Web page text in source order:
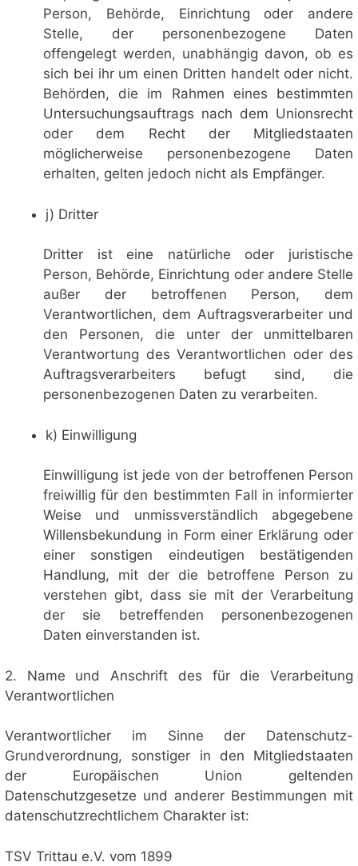
Person, Behörde, Einrichtung oder andere
Stelle, der personenbezogene Daten
offengelegt werden, unabhängig davon, ob es
sich bei ihr um einen Dritten handelt oder nicht.
Behörden, die im Rahmen eines bestimmten
Untersuchungsauftrags nach dem Unionsrecht
oder dem Recht der Mitgliedstaaten
möglicherweise personenbezogene Daten
erhalten, gelten jedoch nicht als Empfänger.
j) Dritter
Dritter ist eine natürliche oder juristische
Person, Behörde, Einrichtung oder andere Stelle
außer der betroffenen Person, dem
Verantwortlichen, dem Auftragsverarbeiter und
den Personen, die unter der unmittelbaren
Verantwortung des Verantwortlichen oder des
Auftragsverarbeiters befugt sind, die
personenbezogenen Daten zu verarbeiten.
k) Einwilligung
Einwilligung ist jede von der betroffenen Person
freiwillig für den bestimmten Fall in informierter
Weise und unmissverständlich abgegebene
Willensbekundung in Form einer Erklärung oder
einer sonstigen eindeutigen bestätigenden
Handlung, mit der die betroffene Person zu
verstehen gibt, dass sie mit der Verarbeitung
der sie betreffenden personenbezogenen
Daten einverstanden ist.
2. Name und Anschrift des für die Verarbeitung
Verantwortlichen
Verantwortlicher im Sinne der Datenschutz-
Grundverordnung, sonstiger in den Mitgliedstaaten
der Europäischen Union geltenden
Datenschutzgesetze und anderer Bestimmungen mit
datenschutzrechtlichem Charakter ist:
TSV Trittau e.V. vom 1899